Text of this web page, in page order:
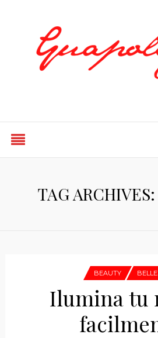
TAG
BEAUTY
Ilumina tu